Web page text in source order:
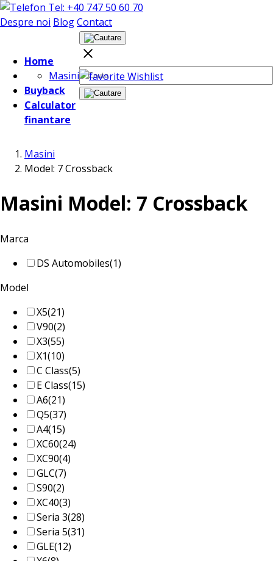
Tel: +40 747 50 60 70
Despre noi BlogContact
Home
Masini
Buyback
Calculator
finantare
Wishlist
Masini
Model: 7 Crossback
Masini Model: 7 Crossback
Marca
DS Automobiles(1)
Model
X5(21)
V90(2)
X3(55)
X1(10)
C Class(5)
E Class(15)
A6(21)
Q5(37)
A4(15)
XC60(24)
XC90(4)
GLC(7)
S90(2)
XC40(3)
Seria 3(28)
Seria 5(31)
GLE(12)